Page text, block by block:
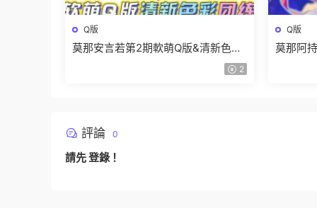
Q版
莫那安言若第2期軟萌Q版&清新色彩
2
Q版
莫那阿
評論 0
請先登錄 ！